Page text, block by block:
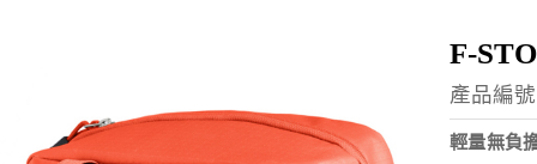
F-
產品編
輕量無負